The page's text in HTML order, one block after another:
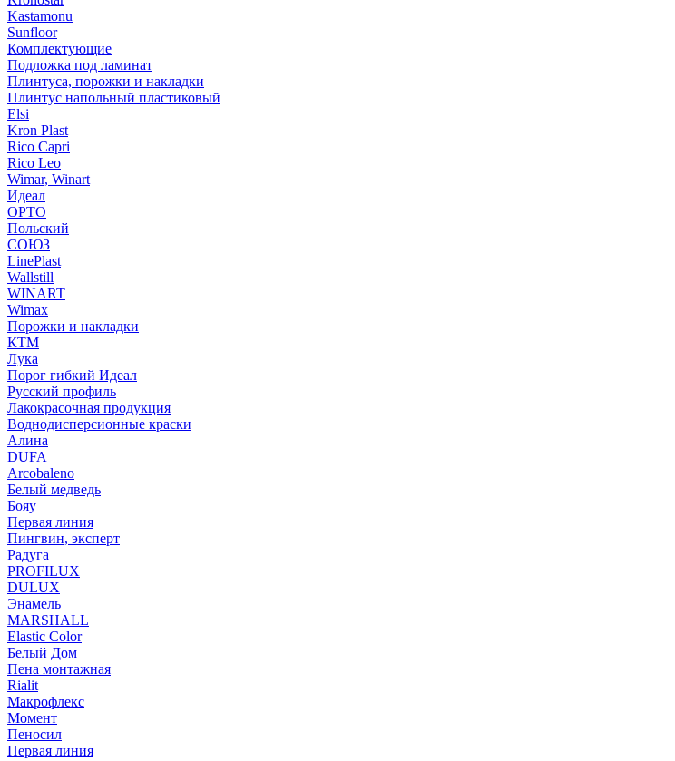
Kastamonu
Sunfloor
Комплектующие
Подложка под ламинат
Плинтуса, порожки и накладки
Плинтус напольный пластиковый
Elsi
Kron Plast
Rico Capri
Rico Leo
Wimar, Winart
Идеал
ОРТО
Польский
СОЮЗ
LinePlast
Wallstill
WINART
Wimax
Порожки и накладки
КТМ
Лука
Порог гибкий Идеал
Русский профиль
Лакокрасочная продукция
Воднодисперсионные краски
Алина
DUFA
Arcobaleno
Белый медведь
Бояу
Первая линия
Пингвин, эксперт
Радуга
PROFILUX
DULUX
Энамель
MARSHALL
Elastic Color
Белый Дом
Пена монтажная
Rialit
Макрофлекс
Момент
Пеносил
Первая линия